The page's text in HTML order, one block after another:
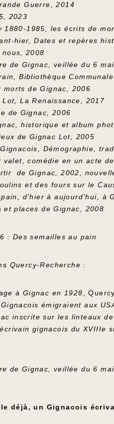
Guerre, 2014
2023
1880-1985, les écrits de
hier, Dates et repères
2008
de Gignac, veillée du 6
Bibliothèque
morts de Gignac, 2006
La Renaissance, 2017
de Gignac, 2006
historique et album
de Gignac Lot, 2005
Démographie,
valet, comédie en un acte
de Gignac, 2002,
et des fours sur le
d'hier à aujourd'hui , à
et places de Gignac, 2008
: Des semailles au pain
Quercy-Recherche :
à Gignac en 1928 ,
émigraient aux
inscrite sur les linteaux
gignacois du XVIIIe
de Gignac, veillée du 6
déjà, un Gignacois